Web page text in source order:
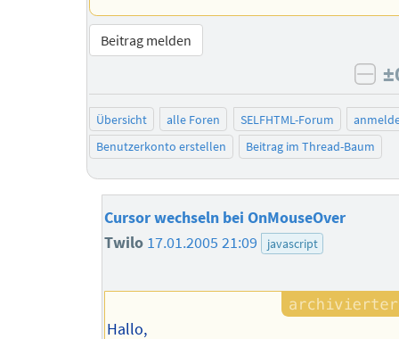
Beitrag melden
Übersicht alle Foren SELFHTML-Forum
Benutzerkonto erstellen
Beitrag im Thread-Baum
Cursor wechseln bei OnMouseOver
Twilo 17.01.2005 21:09 javascript
Hallo,